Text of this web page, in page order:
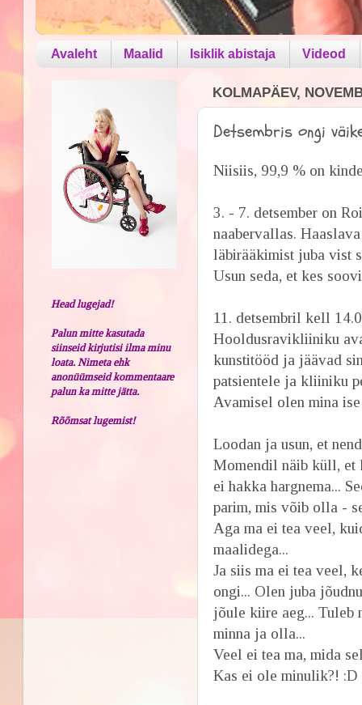
Avaleht Maalid Isiklik abistaja Videod
KOLMAPÄEV,
Detsembris ongi
Niisiis, 99,9 % on
3. - 7. detsember on
naabervallas.
läbirääkimist juba vist
Usun seda, et kes
11. detsembril kell
Hooldusravikliiniku
kunstitööd ja jäävad
patsientele ja kliiniku
Avamisel olen mina
Loodan ja usun, et
Momendil näib küll, et
ei hakka hargnema...
parim, mis võib olla -
Aga ma ei tea veel,
maalidega...
Ja siis ma ei tea veel,
ongi... Olen juba
jõule kiire aeg... Tuleb
minna ja olla...
Veel ei tea ma, mida
Kas ei ole minulik?! :D
Head lugejad!
Palun mitte kasutada
siinseid kirjutisi ilma minu
loata. Nimeta ehk
anonüümseid kommentaare
palun ka mitte jätta.
Rõõmsat lugemist!